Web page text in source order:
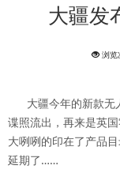
大疆发
浏览
大疆今年的新款无
谍照流出，再来是英
大咧咧的印在了产品
延期了……